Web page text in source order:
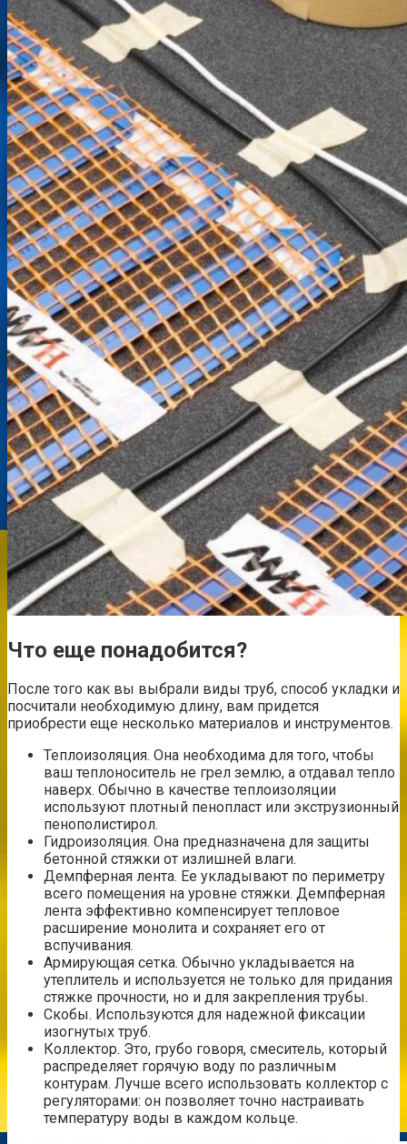
Что еще понадобится?
После того как вы выбрали виды труб, способ укладки и
посчитали необходимую длину, вам придется
приобрести еще несколько материалов и инструментов.
Теплоизоляция. Она необходима для того, чтобы
ваш теплоноситель не грел землю, а отдавал тепло
наверх. Обычно в качестве теплоизоляции
используют плотный пенопласт или экструзионный
пенополистирол.
Гидроизоляция. Она предназначена для защиты
бетонной стяжки от излишней влаги.
Демпферная лента. Ее укладывают по периметру
всего помещения на уровне стяжки. Демпферная
лента эффективно компенсирует тепловое
расширение монолита и сохраняет его от
вспучивания.
Армирующая сетка. Обычно укладывается на
утеплитель и используется не только для придания
стяжке прочности, но и для закрепления трубы.
Скобы. Используются для надежной фиксации
изогнутых труб.
Коллектор. Это, грубо говоря, смеситель, который
распределяет горячую воду по различным
контурам. Лучше всего использовать коллектор с
регуляторами: он позволяет точно настраивать
температуру воды в каждом кольце.